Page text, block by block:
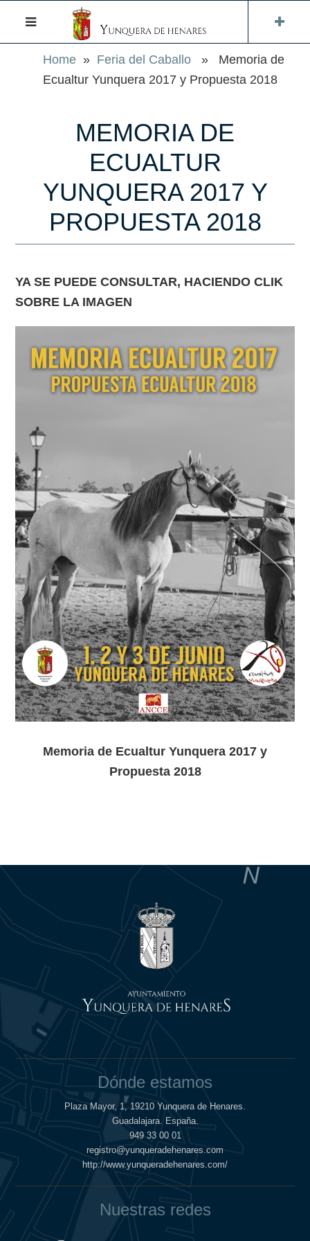
Home » Feria del Caballo » Memoria de
Ecualtur Yunquera 2017 y Propuesta 2018
MEMORIA DE
ECUALTUR
YUNQUERA 2017 Y
PROPUESTA 2018
YA SE PUEDE CONSULTAR, HACIENDO CLIK
SOBRE LA IMAGEN
Memoria de Ecualtur Yunquera 2017 y
Propuesta 2018
Dónde estamos
Plaza Mayor, 1, 19210 Yunquera de Henares.
Guadalajara. España.
949 33 00 01
registro@yunqueradehenares.com
http://www.yunqueradehenares.com/
Nuestras redes